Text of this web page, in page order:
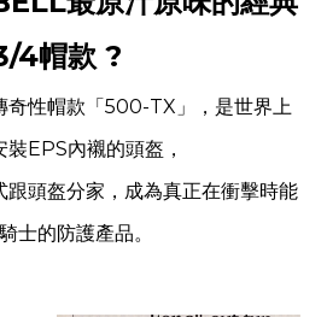
4帽款 ?
奇性帽款「500-TX」，是世界上
裝EPS內襯的頭盔，
跟頭盔分家，成為真正在衝擊時能
士的防護產品。